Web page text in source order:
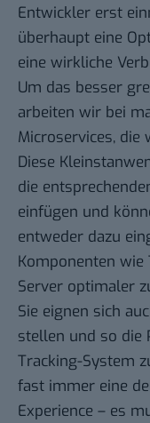
Entwickler erst
überhaupt eine
eine wirkliche
Um das besser
arbeiten wir bei
Microservices,
Diese
die
einfügen und
entweder dazu
Komponenten wie
Server optimaler
Sie eignen sich
stellen und so die
Tracking-System
fast immer eine
Experience – es